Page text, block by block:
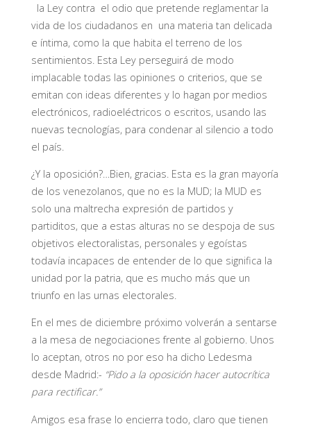
la Ley contra el odio que pretende reglamentar la
vida de los ciudadanos en una materia tan delicada
e íntima, como la que habita el terreno de los
sentimientos. Esta Ley perseguirá de modo
implacable todas las opiniones o criterios, que se
emitan con ideas diferentes y lo hagan por medios
electrónicos, radioeléctricos o escritos, usando las
nuevas tecnologías, para condenar al silencio a todo
el país.
¿Y la oposición?…Bien, gracias. Esta es la gran mayoría
de los venezolanos, que no es la MUD; la MUD es
solo una maltrecha expresión de partidos y
partiditos, que a estas alturas no se despoja de sus
objetivos electoralistas, personales y egoístas
todavía incapaces de entender de lo que significa la
unidad por la patria, que es mucho más que un
triunfo en las urnas electorales.
En el mes de diciembre próximo volverán a sentarse
a la mesa de negociaciones frente al gobierno. Unos
lo aceptan, otros no por eso ha dicho Ledesma
desde Madrid:- “Pido a la oposición hacer autocrítica
para rectificar.”
Amigos esa frase lo encierra todo, claro que tienen